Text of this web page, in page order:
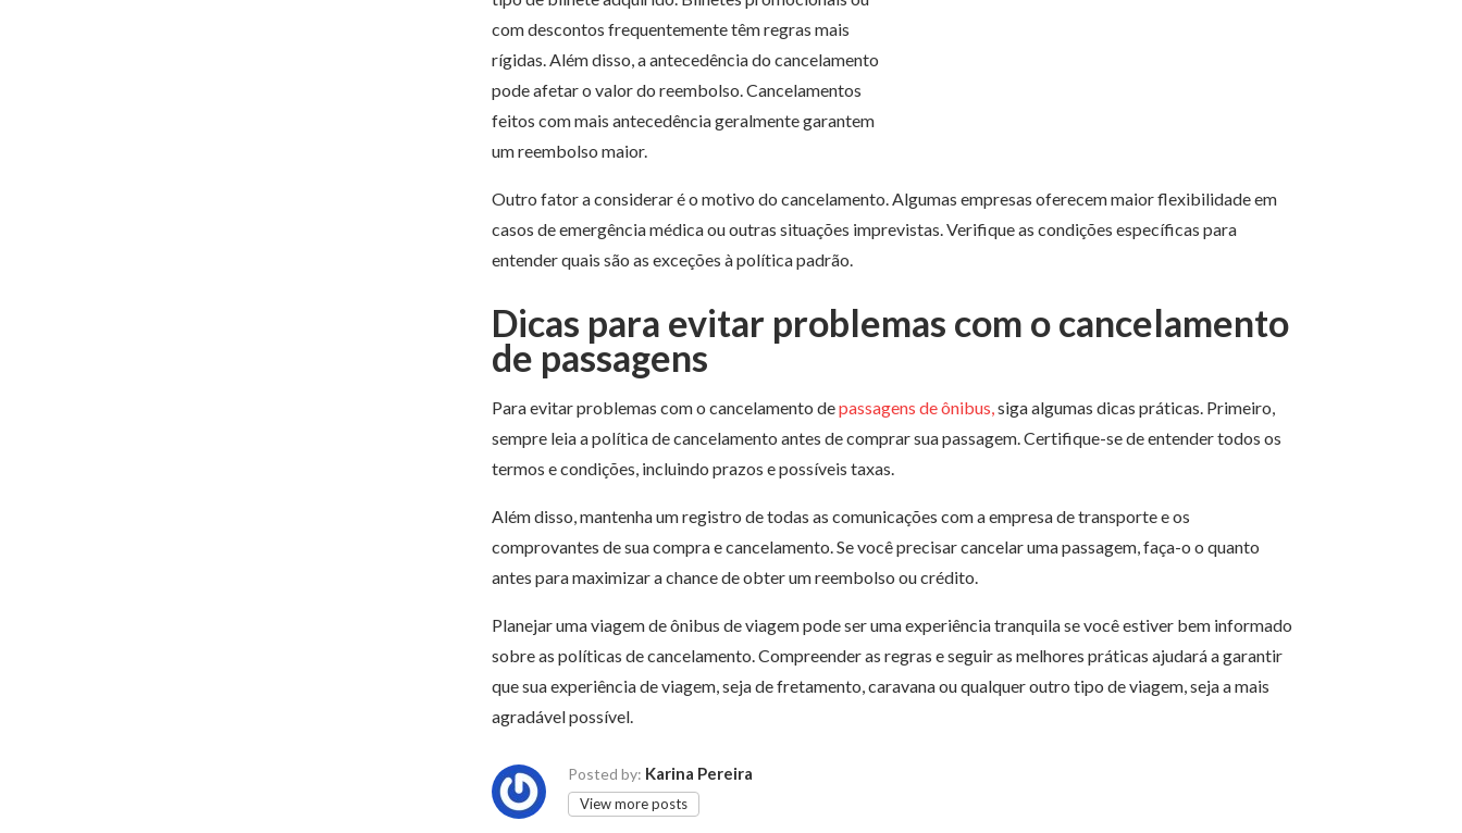
com descontos frequentemente têm regras mais
rígidas. Além disso, a antecedência do cancelamento
pode afetar o valor do reembolso. Cancelamentos
feitos com mais antecedência geralmente garantem
um reembolso maior.
Outro fator a considerar é o motivo do cancelamento. Algumas empresas oferecem maior flexibilidade em
casos de emergência médica ou outras situações imprevistas. Verifique as condições específicas para
entender quais são as exceções à política padrão.
Dicas para evitar problemas com o cancelamento
de passagens
Para evitar problemas com o cancelamento depassagens de ônibus,siga algumas dicas práticas. Primeiro,
sempre leia a política de cancelamento antes de comprar sua passagem. Certifique-se de entender todos os
termos e condições, incluindo prazos e possíveis taxas.
Além disso, mantenha um registro de todas as comunicações com a empresa de transporte e os
comprovantes de sua compra e cancelamento. Se você precisar cancelar uma passagem, faça-o o quanto
antes para maximizar a chance de obter um reembolso ou crédito.
Planejar uma viagem de ônibus de viagem pode ser uma experiência tranquila se você estiver bem informado
sobre as políticas de cancelamento. Compreender as regras e seguir as melhores práticas ajudará a garantir
que sua experiência de viagem, seja de fretamento, caravana ou qualquer outro tipo de viagem, seja a mais
agradável possível.
Posted by: Karina Pereira
View more posts